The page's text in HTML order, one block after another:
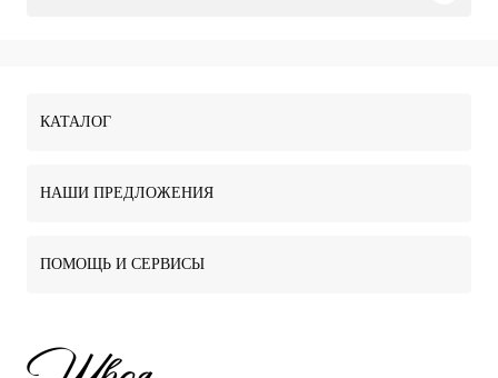
КАТАЛОГ
НАШИ ПРЕДЛОЖЕНИЯ
ПОМОЩЬ И СЕРВИСЫ